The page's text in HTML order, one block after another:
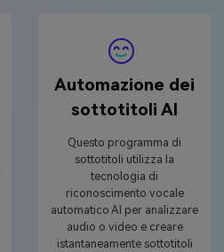
Automazione dei
sottotitoli AI
Questo programma di
sottotitoli utilizza la
tecnologia di
riconoscimento vocale
automatico AI per analizzare
audio o video e creare
istantaneamente sottotitoli